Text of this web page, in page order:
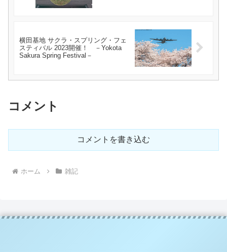
横田基地 サクラ・スプリング・フェ
スティバル 2023開催！ －Yokota
Sakura Spring Festival－
コメント
コメントを書き込む
ホーム 雑記